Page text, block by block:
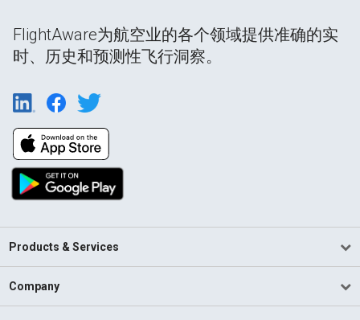
FlightAware为航空业的各个领域提供准确的实
时、历史和预测性飞行洞察。
Products & Services
Company